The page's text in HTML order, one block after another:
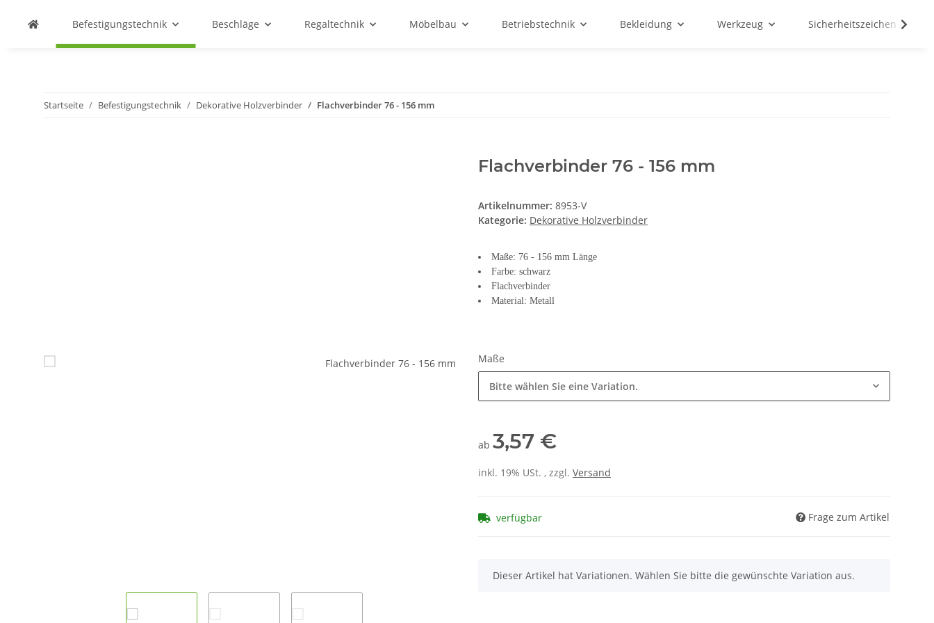
Befestigungstechnik Beschläge Regaltechnik Möbelbau Betriebstechnik Bekleidung Werkzeug Sicherheitszeichen &
Startseite Befestigungstechnik Dekorative Holzverbinder Flachverbinder 76 - 156 mm
Flachverbinder 76 - 156 mm
Artikelnummer: 8953-V
Kategorie: Dekorative Holzverbinder
Maße: 76 - 156 mm Länge
Farbe: schwarz
Flachverbinder
Material: Metall
Maße
Bitte wählen Sie eine Variation.
ab 3,57 €
inkl. 19% USt. , zzgl. Versand
verfügbar Frage zum Artikel
x
Dieser Artikel hat Variationen. Wählen Sie bitte die gewünschte Variation aus.